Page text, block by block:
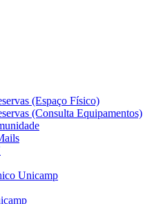
(Espaço Físico)
(Consulta Equipamentos)
Unicamp